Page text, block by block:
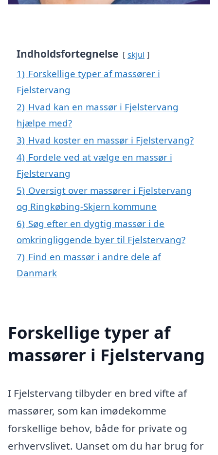
Indholdsfortegnelse skjul
1) Forskellige typer af massører i
Fjelstervang
2) Hvad kan en massør i Fjelstervang
hjælpe med?
3) Hvad koster en massør i Fjelstervang?
4) Fordele ved at vælge en massør i
Fjelstervang
5) Oversigt over massører i Fjelstervang
og Ringkøbing-Skjern kommune
6) Søg efter en dygtig massør i de
omkringliggende byer til Fjelstervang?
7) Find en massør i andre dele af
Danmark
Forskellige typer af
massører i Fjelstervang
I Fjelstervang tilbyder en bred vifte af
massører, som kan imødekomme
forskellige behov, både for private og
erhvervslivet. Uanset om du har brug for